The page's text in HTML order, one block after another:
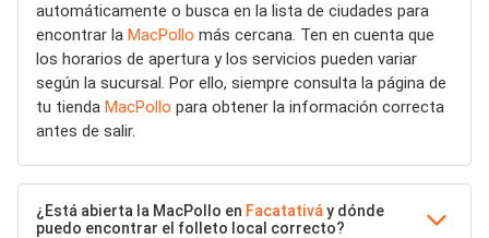
automáticamente o busca en la lista de ciudades para
encontrar la MacPollo más cercana. Ten en cuenta que
los horarios de apertura y los servicios pueden variar
según la sucursal. Por ello, siempre consulta la página de
tu tienda MacPollo para obtener la información correcta
antes de salir.
¿Está abierta la MacPollo en Facatativá y dónde
puedo encontrar el folleto local correcto?